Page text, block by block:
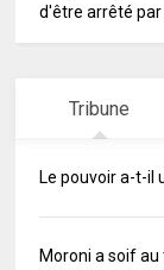
d'être arrêté
Tribune
Le pouvoir a-t-il
Moroni a soif